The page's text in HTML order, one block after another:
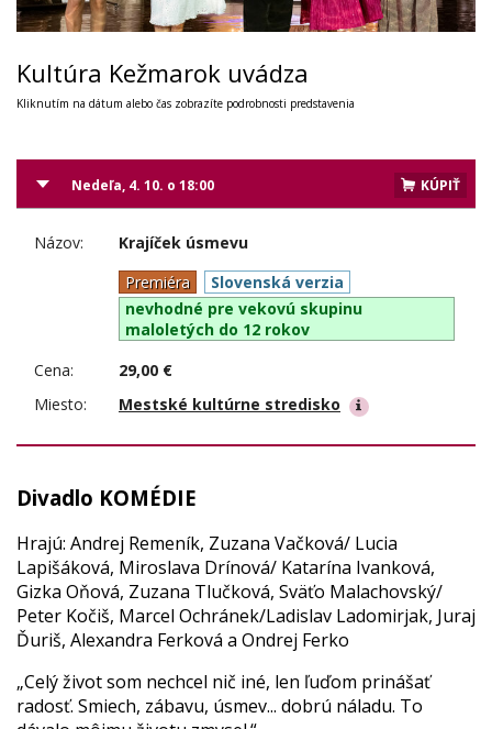
Kultúra Kežmarok uvádza
Kliknutím na dátum alebo čas zobrazíte podrobnosti predstavenia
Nedeľa, 4. 10. o 18:00 KÚPIŤ
Názov:
Krajíček úsmevu
Premiéra
Slovenská verzia
nevhodné pre vekovú skupinu
maloletých do 12 rokov
Cena:
29,00 €
Miesto:
Mestské kultúrne stredisko
Divadlo KOMÉDIE
Hrajú: Andrej Remeník, Zuzana Vačková/ Lucia
Lapišáková, Miroslava Drínová/ Katarína Ivanková,
Gizka Oňová, Zuzana Tlučková, Sväťo Malachovský/
Peter Kočiš, Marcel Ochránek/Ladislav Ladomirjak, Juraj
Ďuriš, Alexandra Ferková a Ondrej Ferko
„Celý život som nechcel nič iné, len ľuďom prinášať
radosť. Smiech, zábavu, úsmev... dobrú náladu. To